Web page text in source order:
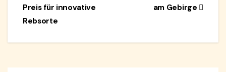
am Gebirge
Preis für innovative
Rebsorte